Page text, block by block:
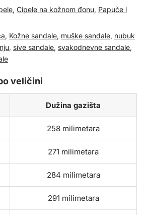
, Cipele na kožnom đonu, Papuče i
, Kožne sandale, muške sandale, nubuk
, sive sandale, svakodnevne sandale,
veličini
Dužina gazišta
258 milimetara
271 milimetara
284 milimetara
291 milimetara